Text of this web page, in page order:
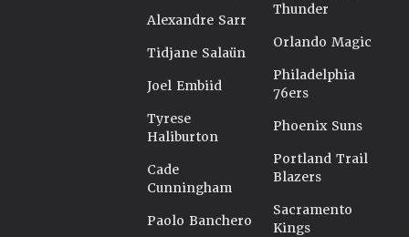
Alexandre Sarr
Tidjane Salaün
Joel Embiid
Tyrese
Haliburton
Cade
Cunningham
Paolo Banchero
Thunder
Orlando Magic
Philadelphia
76ers
Phoenix Suns
Portland Trail
Blazers
Sacramento
Kings